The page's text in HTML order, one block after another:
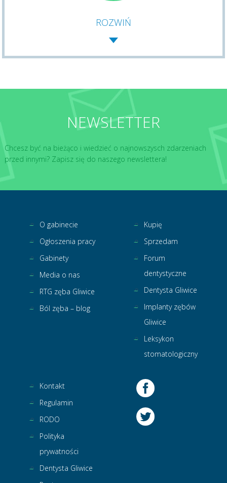
ROZWIŃ
NEWSLETTER
Chcesz być na bieżąco i wiedzieć o najnowszysch zdarzeniach
przed innymi? Zapisz się do naszego newslettera!
O gabinecie
Ogłoszenia pracy
Gabinety
Media o nas
RTG zęba Gliwice
Ból zęba – blog
Kupię
Sprzedam
Forum
dentystyczne
Dentysta Gliwice
Implanty zębów
Gliwice
Leksykon
stomatologiczny
Kontakt
Regulamin
RODO
Polityka
prywatności
Dentysta Gliwice